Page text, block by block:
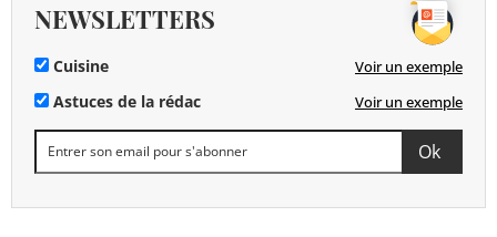
NEWSLETTERS
Cuisine Voir un exemple
Astuces de la rédac Voir un exemple